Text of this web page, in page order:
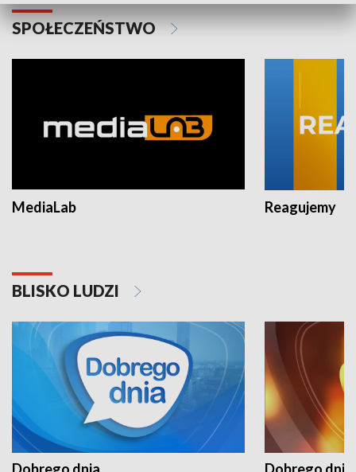
SPOŁECZEŃSTWO
MediaLab Reagujemy
BLISKO LUDZI